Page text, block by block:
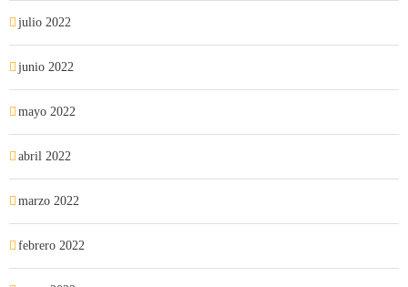
julio 2022
junio 2022
mayo 2022
abril 2022
marzo 2022
febrero 2022